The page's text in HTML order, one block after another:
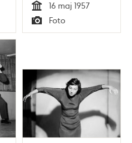
rock n´ roll, med
några av de
dansare som skall
Tid
16 maj 1957
Typ
Foto